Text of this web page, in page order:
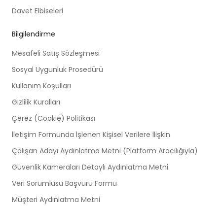
Davet Elbiseleri
Bilgilendirme
Mesafeli Satış Sözleşmesi
Sosyal Uygunluk Prosedürü
Kullanım Koşulları
Gizlilik Kuralları
Çerez (Cookie) Politikası
İletişim Formunda İşlenen Kişisel Verilere İlişkin
Çalışan Adayı Aydınlatma Metni (Platform Aracılığıyla)
Güvenlik Kameraları Detaylı Aydınlatma Metni
Veri Sorumlusu Başvuru Formu
Müşteri Aydınlatma Metni